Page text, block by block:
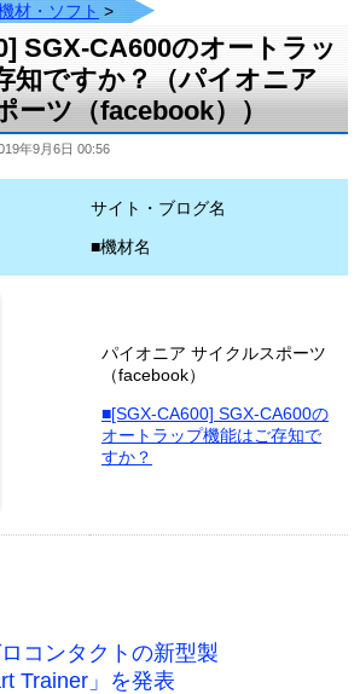
材・ソフト >
SGX-CA600のオートラッ
知ですか？（パイオニア
ーツ（facebook））
年9月6日 00:56
サイト・ブログ名
■機材名
パイオニア サイクルスポーツ
（facebook）
■[SGX-CA600] SGX-CA600の
オートラップ機能はご存知で
すか？
コンタクトの新型製
Trainer」を発表